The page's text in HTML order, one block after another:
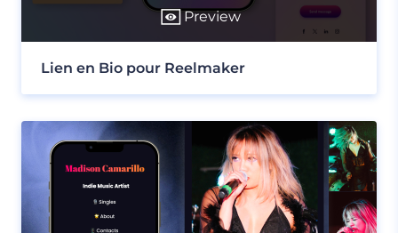
Preview
Lien en Bio pour Reelmaker